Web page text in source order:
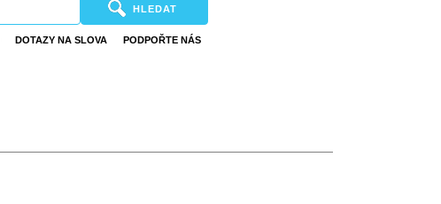
HLEDAT
DOTAZY NA SLOVA PODPOŘTE NÁS